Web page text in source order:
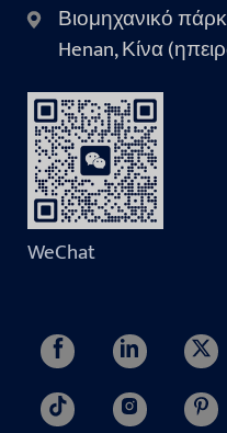
Βιομηχανικό
Henan, Κίνα
WeChat